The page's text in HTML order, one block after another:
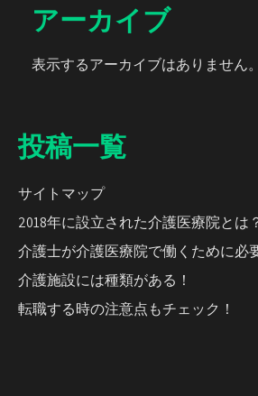
アーカイブ
表示するアーカイブはありません。
投稿一覧
サイトマップ
2018年に設立された介護医療院とは
介護士が介護医療院で働くために必
介護施設には種類がある！
転職する時の注意点もチェック！